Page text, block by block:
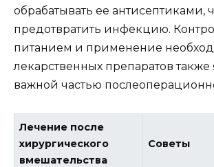
обрабатывать ее антисептиками,
предотвратить инфекцию.
питанием и применение
лекарственных препаратов также
важной частью
Лечение после
хирургического
вмешательства
Советы